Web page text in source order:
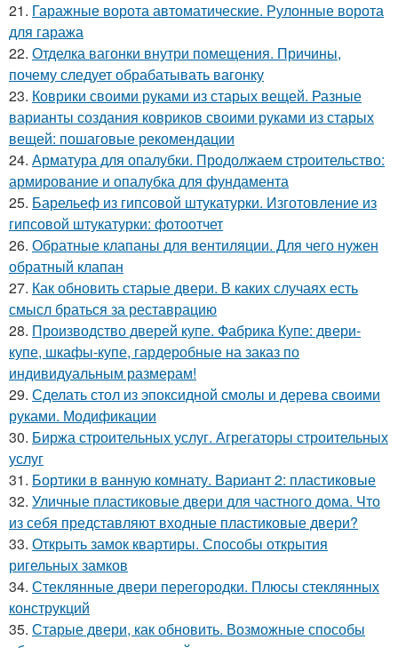
21. Гаражные ворота автоматические. Рулонные ворота
для гаража
22. Отделка вагонки внутри помещения. Причины,
почему следует обрабатывать вагонку
23. Коврики своими руками из старых вещей. Разные
варианты создания ковриков своими руками из старых
вещей: пошаговые рекомендации
24. Арматура для опалубки. Продолжаем строительство:
армирование и опалубка для фундамента
25. Барельеф из гипсовой штукатурки. Изготовление из
гипсовой штукатурки: фотоотчет
26. Обратные клапаны для вентиляции. Для чего нужен
обратный клапан
27. Как обновить старые двери. В каких случаях есть
смысл браться за реставрацию
28. Производство дверей купе. Фабрика Купе: двери-
купе, шкафы-купе, гардеробные на заказ по
индивидуальным размерам!
29. Сделать стол из эпоксидной смолы и дерева своими
руками. Модификации
30. Биржа строительных услуг. Агрегаторы строительных
услуг
31. Бортики в ванную комнату. Вариант 2: пластиковые
32. Уличные пластиковые двери для частного дома. Что
из себя представляют входные пластиковые двери?
33. Открыть замок квартиры. Способы открытия
ригельных замков
34. Стеклянные двери перегородки. Плюсы стеклянных
конструкций
35. Старые двери, как обновить. Возможные способы